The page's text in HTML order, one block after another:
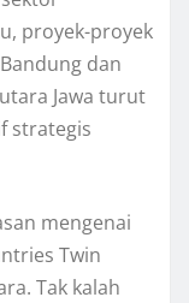
proyek-proyek
dan
Jawa turut
strategis
mengenai
Twin
Tak kalah